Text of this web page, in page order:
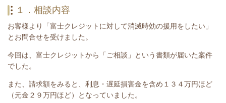
１．相談内容
お客様より「富士クレジットに対して消滅時効の援用をしたい」
とお問合せを受けました。
今回は、富士クレジットから「ご相談」という書類が届いた案件
でした。
また、請求額をみると、利息・ 遅延損害金を含め１３４万円ほど
（元金２９万円ほど）
となっていました。